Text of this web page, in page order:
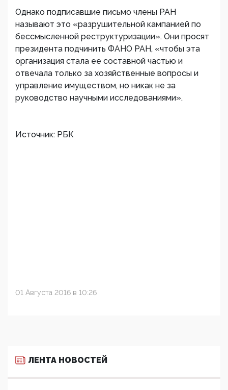
Однако подписавшие письмо члены РАН
называют это «разрушительной кампанией по
бессмысленной реструктуризации». Они просят
президента подчинить ФАНО РАН, «чтобы эта
организация стала ее составной частью и
отвечала только за хозяйственные вопросы и
управление имуществом, но никак не за
руководство научными исследованиями».
Источник: РБК
01 Августа 2016 в 10:26
ЛЕНТА НОВОСТЕЙ